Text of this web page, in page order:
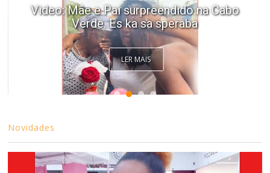
Video: Mãe e Pai surpreendido na Cabo
Verde. Es ka sa speraba
LER MAIS
Novidades